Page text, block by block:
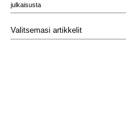
julkaisusta
Valitsemasi artikkelit